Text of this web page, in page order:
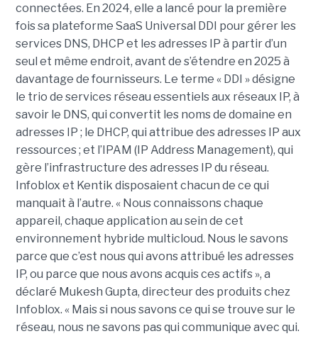
connectées. En 2024, elle a lancé pour la première
fois sa plateforme SaaS Universal DDI pour gérer les
services DNS, DHCP et les adresses IP à partir d’un
seul et même endroit, avant de s’étendre en 2025 à
davantage de fournisseurs. Le terme « DDI » désigne
le trio de services réseau essentiels aux réseaux IP, à
savoir le DNS, qui convertit les noms de domaine en
adresses IP ; le DHCP, qui attribue des adresses IP aux
ressources ; et l’IPAM (IP Address Management), qui
gère l’infrastructure des adresses IP du réseau.
Infoblox et Kentik disposaient chacun de ce qui
manquait à l’autre. « Nous connaissons chaque
appareil, chaque application au sein de cet
environnement hybride multicloud. Nous le savons
parce que c’est nous qui avons attribué les adresses
IP, ou parce que nous avons acquis ces actifs », a
déclaré Mukesh Gupta, directeur des produits chez
Infoblox. « Mais si nous savons ce qui se trouve sur le
réseau, nous ne savons pas qui communique avec qui.